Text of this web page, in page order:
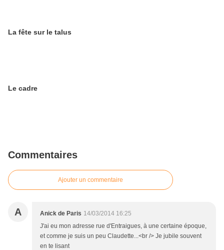
La fête sur le talus
Le cadre
Commentaires
Ajouter un commentaire
A Anick de Paris 14/03/2014 16:25
J'ai eu mon adresse rue d'Entraigues, à une certaine époque,
et comme je suis un peu Claudette...<br /> Je jubile souvent
en te lisant